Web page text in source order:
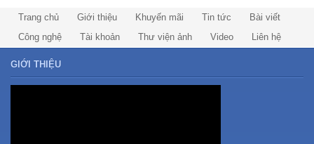
Trang chủ Giới thiệu Khuyến mãi Tin tức
Bài viết
Công nghệ
Tài khoản Thư viện ảnh Video Liên hệ
GIỚI THIỆU